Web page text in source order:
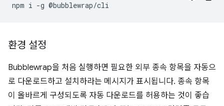
npm i -g
환경 설정
Bubblewrap을 처음 실행하면 필요한 외부 종속 항목을 자동으
로 다운로드하고 설치하라는 메시지가 표시됩니다. 종속 항목
이 올바르게 구성되도록 자동 다운로드를 허용하는 것이 좋습